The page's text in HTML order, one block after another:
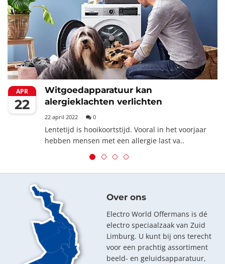
APR
22
Witgoedapparatuur kan
alergieklachten verlichten
22 april 2022 0
Lentetijd is hooikoortstijd. Vooral in het voorjaar
hebben mensen met een allergie last va..
Over ons
Electro World Offermans is dé
electro speciaalzaak van Zuid
Limburg. U kunt bij ons terecht
voor een prachtig assortiment
beeld- en geluidsapparatuur,